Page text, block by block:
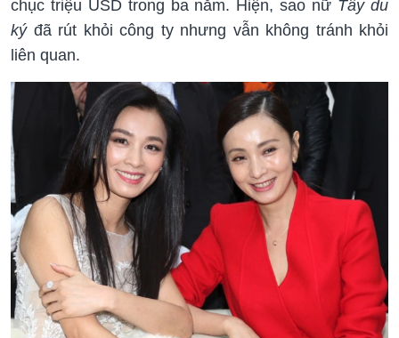
chục triệu USD trong ba năm. Hiện, sao nữ Tây du
kýđã rút khỏi công ty nhưng vẫn không tránh khỏi
liên quan.